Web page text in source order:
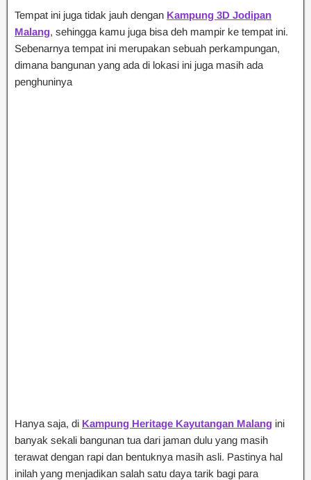
Tempat ini juga tidak jauh dengan Kampung 3D Jodipan
Malang, sehingga kamu juga bisa deh mampir ke tempat ini.
Sebenarnya tempat ini merupakan sebuah perkampungan,
dimana bangunan yang ada di lokasi ini juga masih ada
penghuninya
Hanya saja, di Kampung Heritage Kayutangan Malang ini
banyak sekali bangunan tua dari jaman dulu yang masih
terawat dengan rapi dan bentuknya masih asli. Pastinya hal
inilah yang menjadikan salah satu daya tarik bagi para